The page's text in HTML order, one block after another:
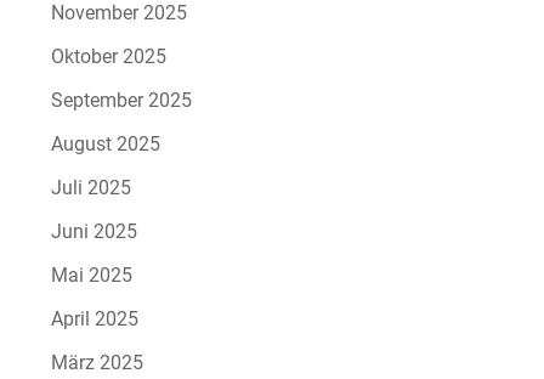
November 2025
Oktober 2025
September 2025
August 2025
Juli 2025
Juni 2025
Mai 2025
April 2025
März 2025